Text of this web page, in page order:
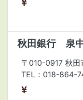
秋田銀行 泉
〒010-0917 秋田
TEL：018-864-